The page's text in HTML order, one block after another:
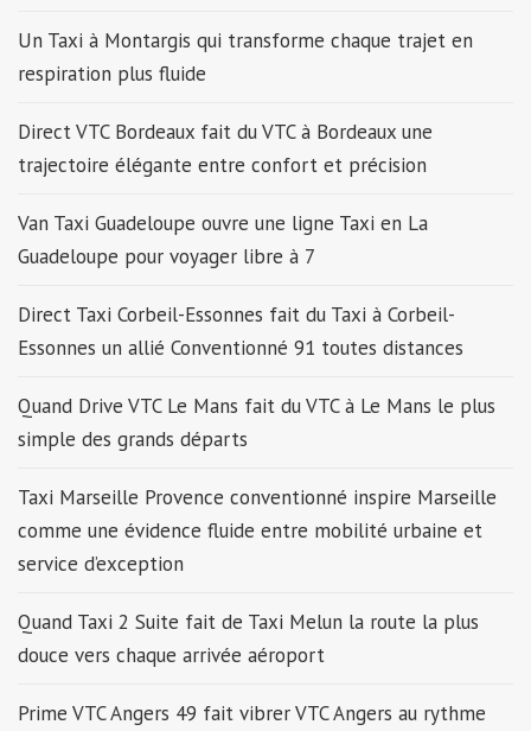
Un Taxi à Montargis qui transforme chaque trajet en
respiration plus fluide
Direct VTC Bordeaux fait du VTC à Bordeaux une
trajectoire élégante entre confort et précision
Van Taxi Guadeloupe ouvre une ligne Taxi en La
Guadeloupe pour voyager libre à 7
Direct Taxi Corbeil-Essonnes fait du Taxi à Corbeil-
Essonnes un allié Conventionné 91 toutes distances
Quand Drive VTC Le Mans fait du VTC à Le Mans le plus
simple des grands départs
Taxi Marseille Provence conventionné inspire Marseille
comme une évidence fluide entre mobilité urbaine et
service d’exception
Quand Taxi 2 Suite fait de Taxi Melun la route la plus
douce vers chaque arrivée aéroport
Prime VTC Angers 49 fait vibrer VTC Angers au rythme